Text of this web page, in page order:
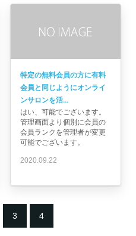
特定の無料会員の方に有料
会員と同じようにオンライ
ンサロンを活...
はい、可能でございます。
管理画面より個別に会員の
会員ランクを管理者が変更
可能でございます。
2020.09.22
3 4